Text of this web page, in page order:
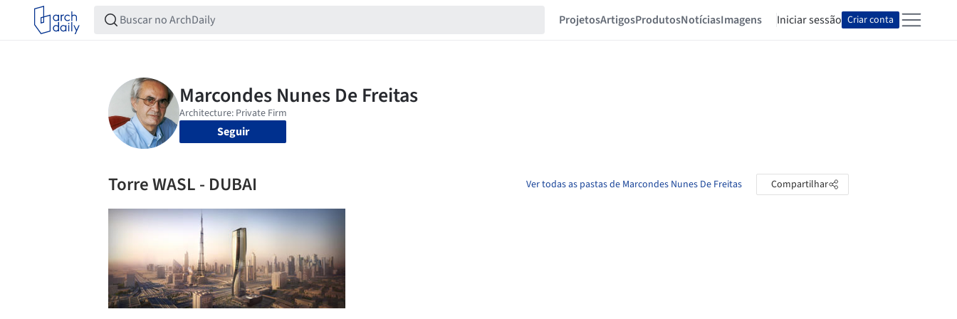
ProjetosArtigosProdutosNotíciasImagens Iniciar sessão Criar conta
Seguir
Torre WASL - DUBAI Ver todas as pastas de Marcondes Nunes De Freitas Compartilhar